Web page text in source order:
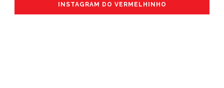
INSTAGRAM DO VERMELHINHO